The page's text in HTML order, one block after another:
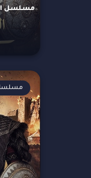
مسلسل